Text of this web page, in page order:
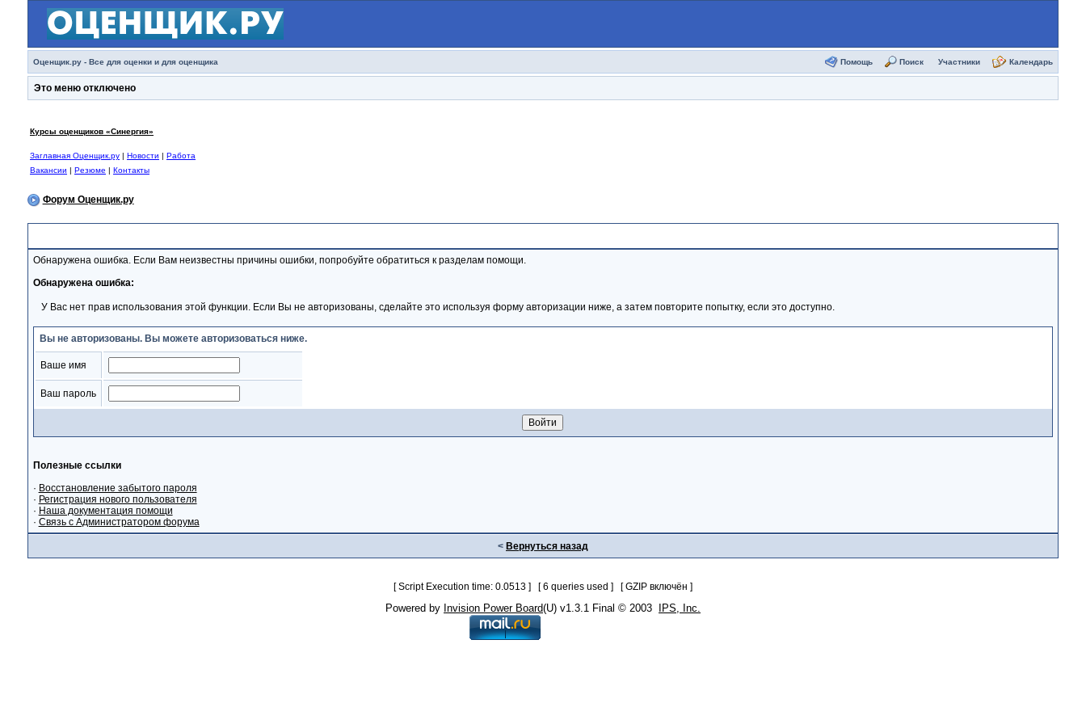
Оценщик.ру - Все для оценки и для оценщика Помощь Поиск Участники Календарь
Это меню отключено
Курсы оценщиков «Синергия»
Заглавная Оценщик.ру| Новости | Работа
Вакансии | Резюме | Контакты
Форум Оценщик.ру
Обнаружена ошибка. Если Вам неизвестны причины ошибки, попробуйте обратиться к разделам помощи.
Обнаружена ошибка:
У Вас нет прав использования этой функции. Если Вы не авторизованы, сделайте это используя форму авторизации ниже, а затем повторите попытку, если это доступно.
Вы не авторизованы. Вы можете авторизоваться ниже.
Ваше имя
Ваш пароль
Полезные ссылки
· Восстановление забытого пароля
· Регистрация нового пользователя
· Наша документация помощи
· Связь с Администратором форума
< Вернуться назад
[ Script Execution time: 0.0513 ] [ 6 queries used ] [ GZIP включён ]
Powered by Invision Power Board(U) v1.3.1 Final © 2003 IPS, Inc.